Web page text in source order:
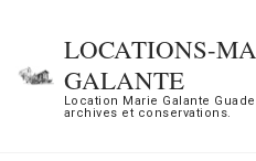
contenu
LOCATIONS-
GALANTE
Location Marie Galante
archives et conservations.